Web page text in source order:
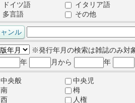
ドイツ語
イタリア語
多言語
その他
※発行年月の検索は雑誌のみ対
年
月から 年
中央般
中央児
南
栂
西
人権